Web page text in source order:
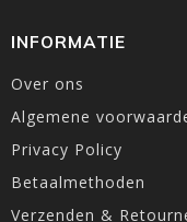
INFORMATIE
Over ons
Algemene
Privacy Policy
Betaalmethoden
Verzenden &